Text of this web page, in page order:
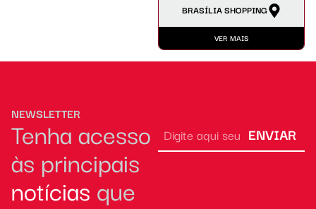
BRASÍLIA SHOPPING
VER MAIS
NEWSLETTER
Tenha acesso
às principais
notícias que
ENVIAR